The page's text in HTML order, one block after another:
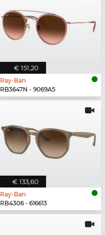
€ 151,20
Ray-Ban
RB3647N - 9069A5
€ 133,60
Ray-Ban
RB4306 - 616613